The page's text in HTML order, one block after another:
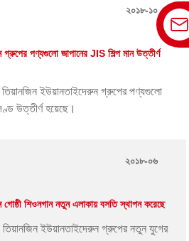
২০১৮-১০
গ্রুপের পণ্যগুলো জাপানের JIS শিল্প মান উত্তীর্ণ
তিয়ানজিন ইউয়ানতাইদেরুন গ্রুপের পণ্যগুলো
উত্তীর্ণ হয়েছে।
২০১৮-০৬
গোষ্ঠী শিওনগান নতুন এলাকায় বসতি স্থাপন করেছে
ইউয়ানতাইদেরুন গ্রুপের নতুন যুগের